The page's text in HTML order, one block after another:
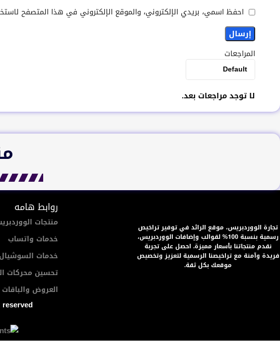
المراجعات
لا توجد مراجعات بعد.
احفظ اسمي، بريدي الإلكتروني، والموقع الإلكتروني في هذا المتصفح
تجارة الووردبريس، موقع الرائد في توفير تراخيص
رسمية بنسبة 100% لقوالب وإضافات الووردبريس،
نقدم منتجاتنا بأسعار مميزة. احصل على تجربة
فريدة وآمنة مع تراخيصنا الرسمية لتعزيز وتخصيص
موقعك بكل ثقة.
روابط هامه
منتجات
خدمات واتساب
خدمات
تحسين محركات
العروض والباقات